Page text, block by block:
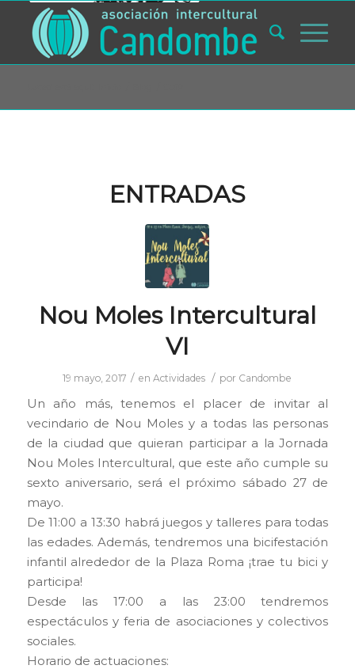
ENTRADAS
Nou Moles Intercultural
VI
19 mayo, 2017 / enActividades / por Candombe
Un año más, tenemos el placer de invitar al
vecindario de Nou Moles y a todas las personas
de la ciudad que quieran participar a la Jornada
Nou Moles Intercultural, que este año cumple su
sexto aniversario, será el próximo sábado 27 de
mayo.
De 11:00 a 13:30 habrá juegos y talleres para todas
las edades. Además, tendremos una bicifestación
infantil alrededor de la Plaza Roma ¡trae tu bici y
participa!
Desde las 17:00 a las 23:00 tendremos
espectáculos y feria de asociaciones y colectivos
sociales.
Horario de actuaciones: